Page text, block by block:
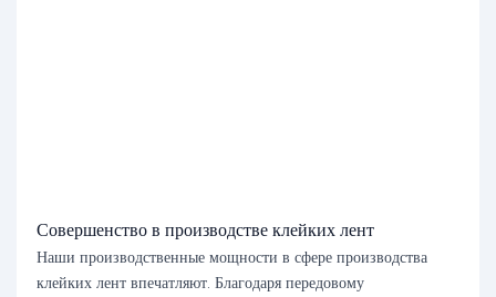
Совершенство в производстве клейких лент
Наши производственные мощности в сфере производства
клейких лент впечатляют. Благодаря передовому